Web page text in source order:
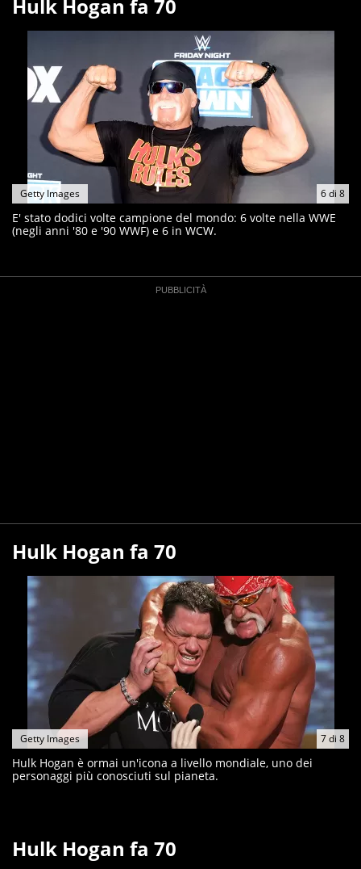
Hulk Hogan fa 70
6di 8
Getty Images
E' stato dodici volte campione del mondo: 6 volte nella WWE
(negli anni '80 e '90 WWF) e 6 in WCW.
Hulk Hogan fa 70
7di 8
Getty Images
Hulk Hogan è ormai un'icona a livello mondiale, uno dei
personaggi più conosciuti sul pianeta.
Hulk Hogan fa 70